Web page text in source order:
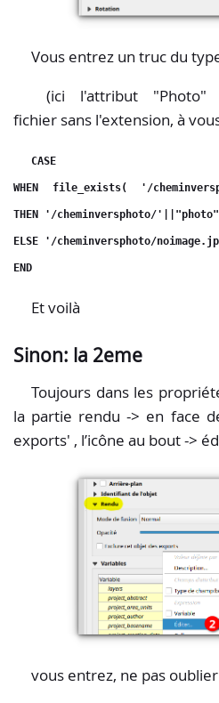
Vous entrez un truc du
(ici l'attribut
fichier sans l'extension, à
CASE
WHEN file_exists( '/
THEN '/cheminversphoto/
ELSE '/cheminversphoto/
END
Et voilà
Sinon: la 2eme
Toujours dans les
la partie rendu -> en face
exports' , l’icône au bout ->
vous entrez, ne pas oublier